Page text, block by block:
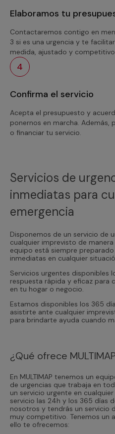
Elaboramos tu
Contactaremos contigo en
3 si es una urgencia y te
medida, ajustado y
4
Confirma el servicio
Acepta el presupuesto y
ponernos en marcha. Además,
o financiar tu servicio.
Servicios de
inmediatas para
emergencia
Disponemos de un servicio de
cualquier imprevisto de
equipo está siempre
inmediatas en cualquier
Servicios urgentes disponibles
respuesta rápida y eficaz para
en tu hogar o negocio.
Estamos disponibles los 365
asistirte ante cualquier
para brindarte ayuda cuando
¿Qué ofrece
En MULTIMAP tenemos un
de urgencias que trabaja en
un servicio urgente en
servicio las 24h y los 365 días
nosotros y tendrás un servicio
muy competitivo. Tenemos un
ello te ofrecemos: